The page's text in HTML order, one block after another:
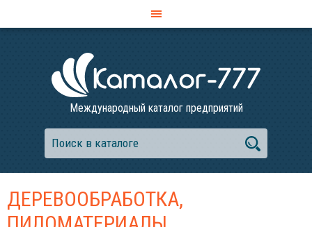
Международный каталог предприятий
ДЕРЕВООБРАБОТКА,